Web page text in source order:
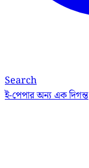
Search
ই-পেপারঅন্য এক দিগন্ত